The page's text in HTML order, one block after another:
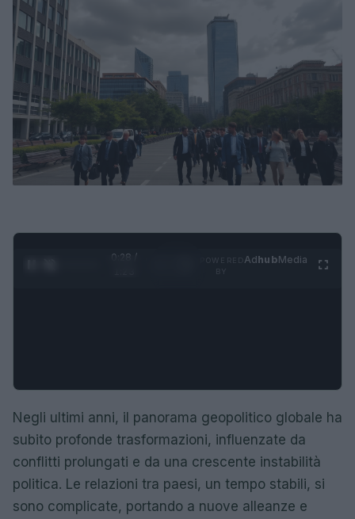
0:28 /
AdhubMedia
Negli ultimi anni, il panorama geopolitico globale ha
subito profonde trasformazioni, influenzate da
conflitti prolungati e da una crescente instabilità
politica. Le relazioni tra paesi, un tempo stabili, si
sono complicate, portando a nuove alleanze e